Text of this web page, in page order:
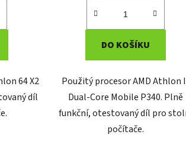
64 X2
díl
DO KOŠÍKU
Použitý procesor AMD Athlon
Dual-Core Mobile P340. Plně
funkční, otestovaný díl pro
počítače.